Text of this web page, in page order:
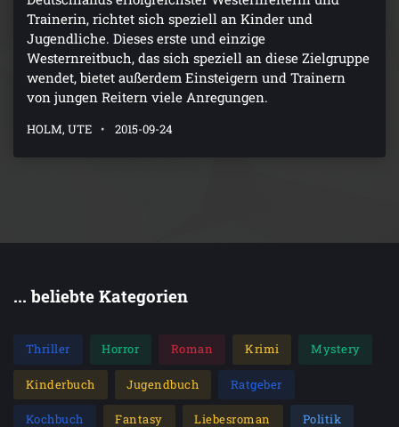
Trainerin, richtet sich speziell an Kinder und
Jugendliche. Dieses erste und einzige
Westernreitbuch, das sich speziell an diese Zielgruppe
wendet, bietet außerdem Einsteigern und Trainern
von jungen Reitern viele Anregungen.
HOLM, UTE 2015-09-24
... beliebte Kategorien
Thriller Horror Roman Krimi Mystery
Kinderbuch Jugendbuch Ratgeber
Kochbuch Fantasy Liebesroman Politik